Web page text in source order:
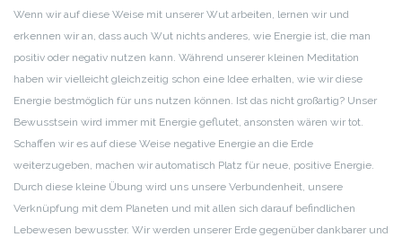
Wenn wir auf diese Weise mit unserer Wut arbeiten, lernen wir und
erkennen wir an, dass auch Wut nichts anderes, wie Energie ist, die man
positiv oder negativ nutzen kann. Während unserer kleinen Meditation
haben wir vielleicht gleichzeitig schon eine Idee erhalten, wie wir diese
Energie bestmöglich für uns nutzen können. Ist das nicht großartig? Unser
Bewusstsein wird immer mit Energie geflutet, ansonsten wären wir tot.
Schaffen wir es auf diese Weise negative Energie an die Erde
weiterzugeben, machen wir automatisch Platz für neue, positive Energie.
Durch diese kleine Übung wird uns unsere Verbundenheit, unsere
Verknüpfung mit dem Planeten und mit allen sich darauf befindlichen
Lebewesen bewusster. Wir werden unserer Erde gegenüber dankbarer und